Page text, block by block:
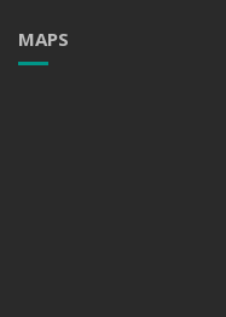
MAPS